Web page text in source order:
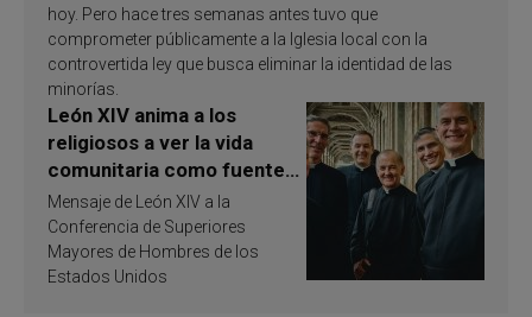
hoy. Pero hace tres semanas antes tuvo que
comprometer públicamente a la Iglesia local con la
controvertida ley que busca eliminar la identidad de las
minorías.
León XIV anima a los
religiosos a ver la vida
comunitaria como fuente
de inspiración y
santificación
Mensaje de León XIV a la
Conferencia de Superiores
Mayores de Hombres de los
Estados Unidos